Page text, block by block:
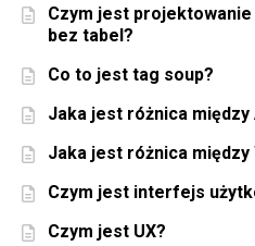
Czym jest
bez tabel?
Co to jest tag soup?
Jaka jest różnica między
Jaka jest różnica
Czym jest interfejs
Czym jest UX?